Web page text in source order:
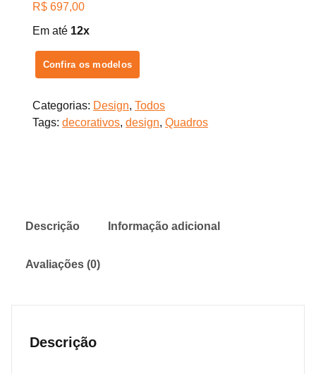
R$ 697,00
Em até 12x
Confira os modelos
Categorias: Design, Todos
Tags: decorativos, design, Quadros
Descrição Informação adicional
Avaliações (0)
Descrição